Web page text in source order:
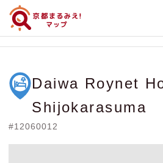
Daiwa Roynet
Shijokarasuma
#12060012